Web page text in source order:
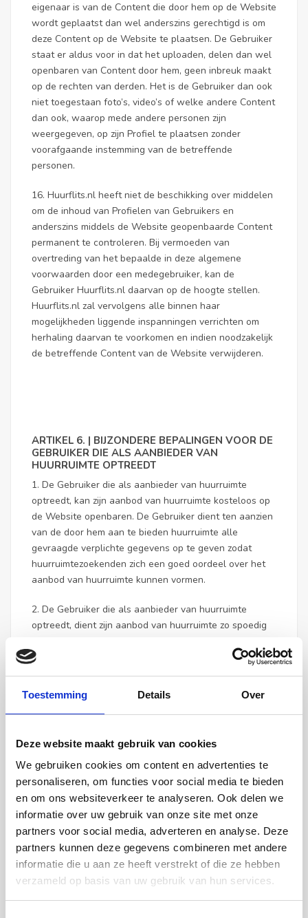
Toestemming Details Over
Deze website maakt gebruik van cookies
We gebruiken cookies om content en advertenties te
personaliseren, om functies voor social media te bieden
en om ons websiteverkeer te analyseren. Ook delen we
informatie over uw gebruik van onze site met onze
partners voor social media, adverteren en analyse. Deze
partners kunnen deze gegevens combineren met andere
informatie die u aan ze heeft verstrekt of die ze hebben
verzameld op basis van uw gebruik van hun services.
eigenaar is van de Content die door hem op de Website
wordt geplaatst dan wel anderszins gerechtigd is om
deze Content op de Website te plaatsen. De Gebruiker
staat er aldus voor in dat het uploaden, delen dan wel
openbaren van Content door hem, geen inbreuk maakt
op de rechten van derden. Het is de Gebruiker dan ook
niet toegestaan foto’s, video’s of welke andere Content
dan ook, waarop mede andere personen zijn
weergegeven, op zijn Profiel te plaatsen zonder
voorafgaande instemming van de betreffende
personen.
16. Huurflits.nl heeft niet de beschikking over middelen
om de inhoud van Profielen van Gebruikers en
anderszins middels de Website geopenbaarde Content
permanent te controleren. Bij vermoeden van
overtreding van het bepaalde in deze algemene
voorwaarden door een medegebruiker, kan de
Gebruiker Huurflits.nl daarvan op de hoogte stellen.
Huurflits.nl zal vervolgens alle binnen haar
mogelijkheden liggende inspanningen verrichten om
herhaling daarvan te voorkomen en indien noodzakelijk
de betreffende Content van de Website verwijderen.
ARTIKEL 6. | BIJZONDERE BEPALINGEN VOOR DE
GEBRUIKER DIE ALS AANBIEDER VAN
HUURRUIMTE OPTREEDT
1. De Gebruiker die als aanbieder van huurruimte
optreedt, kan zijn aanbod van huurruimte kosteloos op
de Website openbaren. De Gebruiker dient ten aanzien
van de door hem aan te bieden huurruimte alle
gevraagde verplichte gegevens op te geven zodat
huurruimtezoekenden zich een goed oordeel over het
aanbod van huurruimte kunnen vormen.
2. De Gebruiker die als aanbieder van huurruimte
optreedt, dient zijn aanbod van huurruimte zo spoedig
Website te verwijderen indien de huurruimte, al dan
niet via Huurflits.nl, is verhuurd of om andere redenen
niet meer beschikbaar is.
3. De Gebruiker die als aanbieder van huurruimte
huurruimte, met alle daarbij vermelde gegevens zoals
op de Website geopenbaard, mede op andere online
marktplaatsen kunnen worden geplaatst en via
Facebook en Trovit kunnen worden gedeeld.
4. De Gebruiker die als aanbieder van huurruimte
optreedt, wordt reeds hierbij verzocht binnen een
redelijke termijn te reageren op berichten afkomstig
van huurruimtezoekenden, ook indien de huurruimte
reeds is verhuurd of als de Gebruiker niet